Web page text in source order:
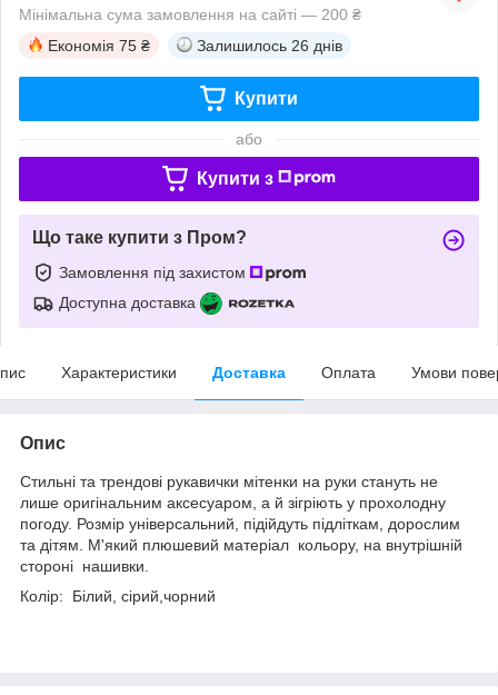
Мінімальна сума замовлення на сайті — 200 ₴
Економія 75 ₴ Залишилось 26 днів
Купити
або
Купити з
Що таке купити з Пром?
Замовлення під захистом
Доступна доставка
Характеристики Доставка Оплата Умови
Опис
Стильні та трендові рукавички мітенки на руки стануть не
лише оригінальним аксесуаром, а й зігріють у прохолодну
погоду. Розмір універсальний, підійдуть підліткам, дорослим
та дітям. М'який плюшевий матеріал кольору, на внутрішній
стороні нашивки.
Колiр: Білий, сірий,чорний